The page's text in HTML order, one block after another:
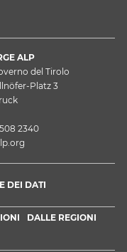
ALP
del Tirolo
Platz 3
508 2340
DEI DATI
DALLE REGIONI